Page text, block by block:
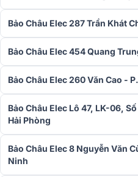
giúp người dùng kết nối hoặc
thống chân đế chắc chắn giúp
tượng rung lắc khi hoạt động.
Bảo Châu Elec 287 Trần Khát
Bảo Châu Elec 454 Quang
Bảo Châu Elec 260 Văn Cao -
Bảo Châu Elec Lô 47, LK-06,
Hải Phòng
Bảo Châu Elec 8 Nguyễn Văn
Ninh